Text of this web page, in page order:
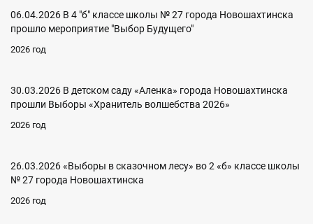
06.04.2026 В 4 "б" классе школы № 27 города Новошахтинска
прошло мероприятие "Выбор Будущего"
2026 год
30.03.2026 В детском саду «Аленка» города Новошахтинска
прошли Выборы «Хранитель волшебства 2026»
2026 год
26.03.2026 «Выборы в сказочном лесу» во 2 «б» классе школы
№ 27 города Новошахтинска
2026 год